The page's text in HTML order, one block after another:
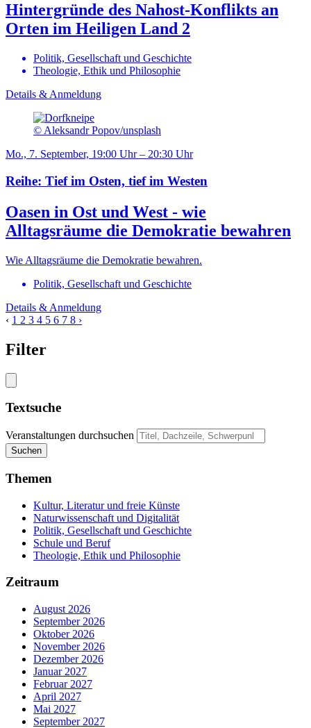
Hintergründe des Nahost-Konflikts an
Orten im Heiligen Land 2
Politik, Gesellschaft und Geschichte
Theologie, Ethik und Philosophie
Details & Anmeldung
© Aleksandr Popov/unsplash
Mo., 7. September, 19:00 Uhr – 20:30 Uhr
Reihe: Tief im Osten, tief im Westen
Oasen in Ost und West - wie
Alltagsräume die Demokratie bewahren
Wie Alltagsräume die Demokratie bewahren.
Politik, Gesellschaft und Geschichte
Details & Anmeldung
‹ 1 2 3 4 5 6 7 8 ›
Filter
Textsuche
Veranstaltungen durchsuchen
Suchen
Themen
Kultur, Literatur und freie Künste
Naturwissenschaft und Digitalität
Politik, Gesellschaft und Geschichte
Schule und Beruf
Theologie, Ethik und Philosophie
Zeitraum
August 2026
September 2026
Oktober 2026
November 2026
Dezember 2026
Januar 2027
Februar 2027
April 2027
Mai 2027
September 2027